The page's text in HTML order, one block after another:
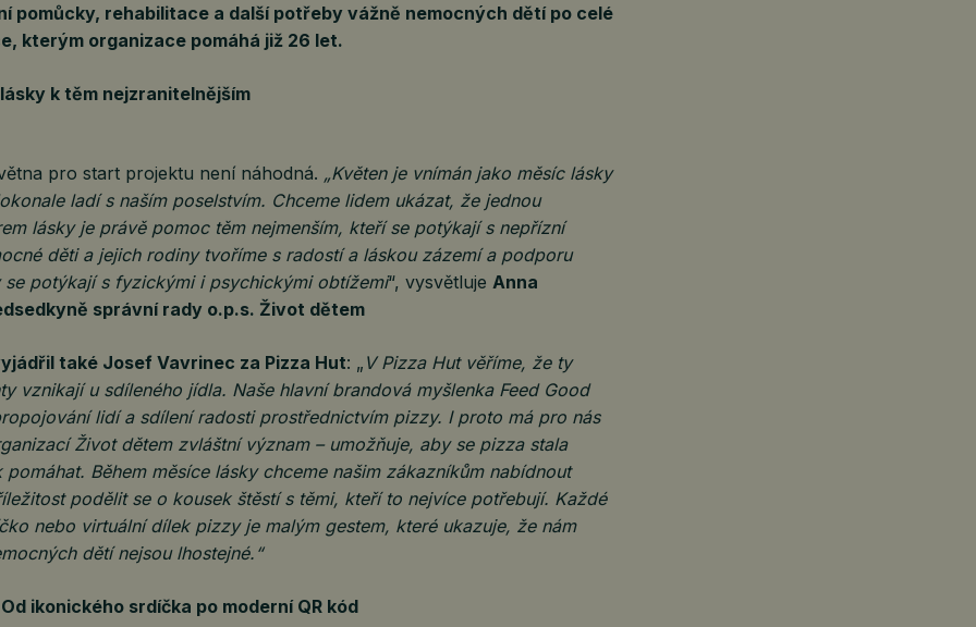
pomůcky, rehabilitace a další potřeby vážně nemocných dětí po celé
kterým organizace pomáhá již 26 let.
k těm nejzranitelnějším
pro start projektu není náhodná. „Květen je vnímán jako měsíc lásky
ladí s naším poselstvím. Chceme lidem ukázat, že jednou
lásky je právě pomoc těm nejmenším, kteří se potýkají s nepřízní
děti a jejich rodiny tvoříme s radostí a láskou zázemí a podporu
se potýkají s fyzickými i psychickými obtížemi“, vysvětluje Anna
správní rady o.p.s. Život dětem
také Josef Vavrinec za Pizza Hut: „ V Pizza Hut věříme, že ty
vznikají u sdíleného jídla. Naše hlavní brandová myšlenka Feed Good
lidí a sdílení radosti prostřednictvím pizzy. I proto má pro nás
Život dětem zvláštní význam – umožňuje, aby se pizza stala
Během měsíce lásky chceme našim zákazníkům nabídnout
podělit se o kousek štěstí s těmi, kteří to nejvíce potřebují. Každé
nebo virtuální dílek pizzy je malým gestem, které ukazuje, že nám
dětí nejsou lhostejné.“
ikonického srdíčka po moderní QR kód